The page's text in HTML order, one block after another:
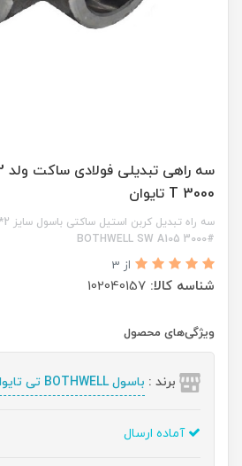
3000 T تایوان
BOTHWELL SW A105 3000#
از 3
شناسه کالا: 102040157
ویژگی‌های محصول
برند : باسول BOTHWELL تی تایوان
آماده ارسال